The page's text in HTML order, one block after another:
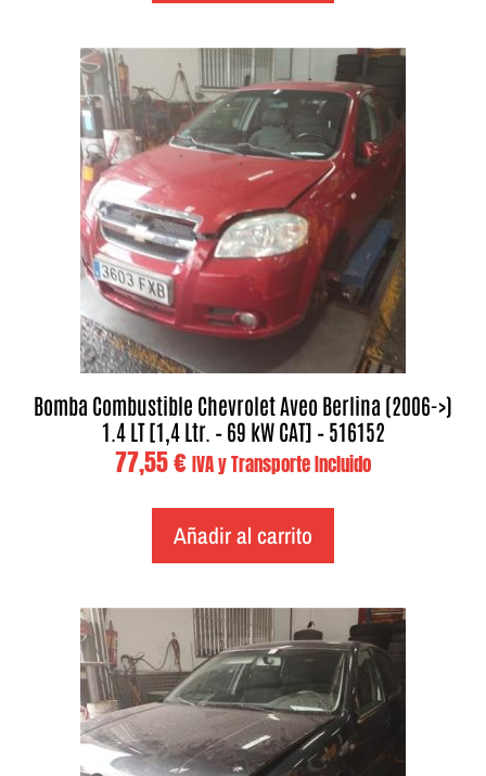
Bomba Combustible Chevrolet Aveo Berlina (2006->)
1.4 LT [1,4 Ltr. – 69 kW CAT] – 516152
77,55€ IVA y Transporte Incluido
Añadir al carrito